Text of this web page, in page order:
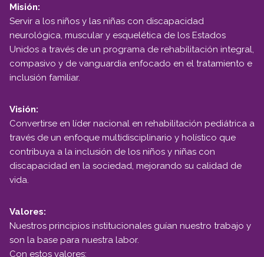
Misión:
Servir a los niños y las niñas con discapacidad
neurológica, muscular y esquelética de los Estados
Unidos a través de un programa de rehabilitación integral,
compasivo y de vanguardia enfocado en el tratamiento e
inclusión familiar.
Visión:
Convertirse en líder nacional en rehabilitación pediátrica a
través de un enfoque multidisciplinario y holístico que
contribuya a la inclusión de los niños y niñas con
discapacidad en la sociedad, mejorando su calidad de
vida.
Valores:
Nuestros principios institucionales guían nuestro trabajo y
son la base para nuestra labor.
Con estos valores: